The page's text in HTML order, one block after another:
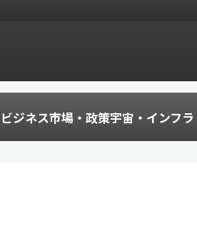
ビジネス市場・政策宇宙・インフラ